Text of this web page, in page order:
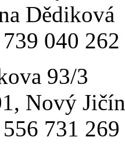
Dědiková
040 262
93/3
Nový Jičín
731 269